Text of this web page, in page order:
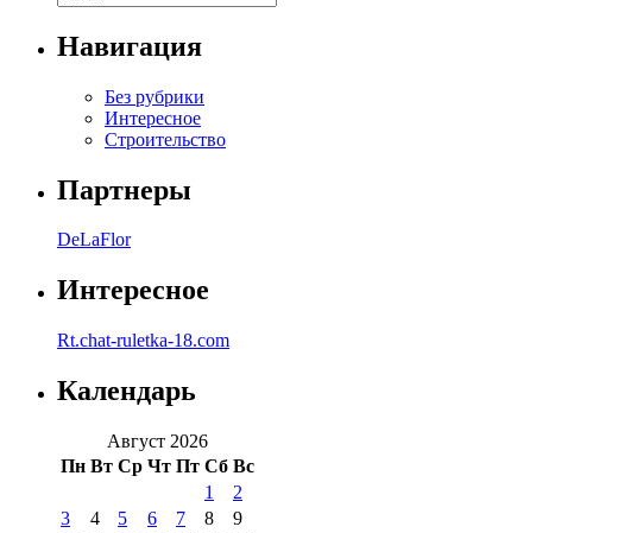
Навигация
Без рубрики
Интересное
Строительство
Партнеры
DeLaFlor
Интересное
Rt.chat-ruletka-18.com
Календарь
Август 2026
Пн Вт Ср Чт Пт Сб Вс
1
2
3
4 5 6 7 8
9